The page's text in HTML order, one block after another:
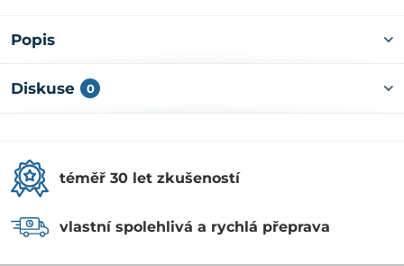
Popis
Diskuse 0
téměř 30 let zkušeností
vlastní spolehlivá a rychlá přeprava